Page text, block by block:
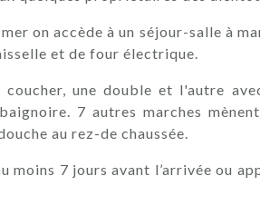
on accède à un séjour-salle à
et de four électrique.
coucher, une double et l'autre
7 autres marches
au rez-de chaussée.
moins 7 jours avant l’arrivée ou